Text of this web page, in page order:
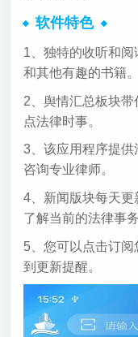
软件特色
1、独特的收听和
和其他有趣的书籍。
2、舆情汇总板块
点法律时事。
3、该应用程序提供
咨询专业律师。
4、新闻版块每天
了解当前的法律事务
5、您可以点击订
到更新提醒。